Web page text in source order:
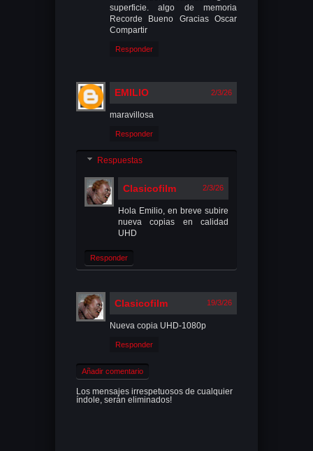
superficie. algo de memoria
Recorde Bueno Gracias Oscar
Compartir
Responder
EMILIO 2/3/26
maravillosa
Responder
Respuestas
Clasicofilm 2/3/26
Hola Emilio, en breve subire
nueva copias en calidad
UHD
Responder
Clasicofilm 19/3/26
Nueva copia UHD-1080p
Responder
Añadir comentario
Los mensajes irrespetuosos de cualquier
índole, serán eliminados!